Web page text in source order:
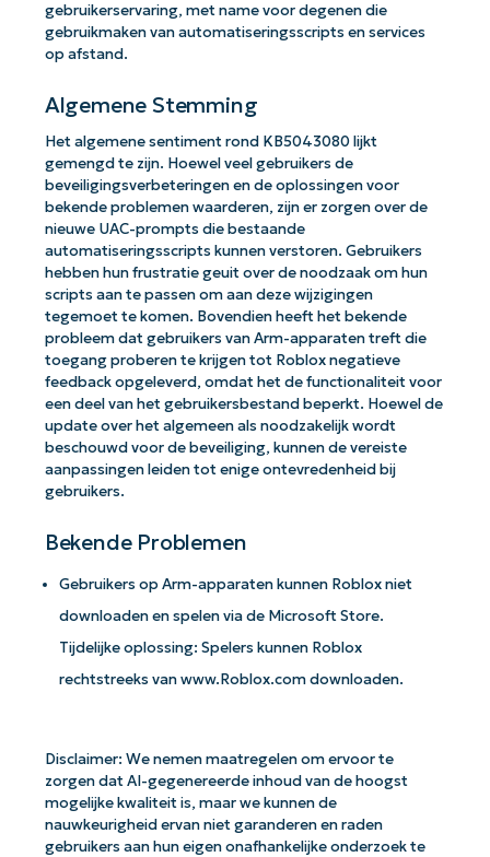
gebruikerservaring, met name voor degenen die
gebruikmaken van automatiseringsscripts en services
op afstand.
Algemene Stemming
Het algemene sentiment rond KB5043080 lijkt
gemengd te zijn. Hoewel veel gebruikers de
beveiligingsverbeteringen en de oplossingen voor
bekende problemen waarderen, zijn er zorgen over de
nieuwe UAC-prompts die bestaande
automatiseringsscripts kunnen verstoren. Gebruikers
hebben hun frustratie geuit over de noodzaak om hun
scripts aan te passen om aan deze wijzigingen
tegemoet te komen. Bovendien heeft het bekende
probleem dat gebruikers van Arm-apparaten treft die
toegang proberen te krijgen tot Roblox negatieve
feedback opgeleverd, omdat het de functionaliteit voor
een deel van het gebruikersbestand beperkt. Hoewel de
update over het algemeen als noodzakelijk wordt
beschouwd voor de beveiliging, kunnen de vereiste
aanpassingen leiden tot enige ontevredenheid bij
gebruikers.
Bekende Problemen
Gebruikers op Arm-apparaten kunnen Roblox niet
downloaden en spelen via de Microsoft Store.
Tijdelijke oplossing: Spelers kunnen Roblox
rechtstreeks van www.Roblox.com downloaden.
Disclaimer: We nemen maatregelen om ervoor te
zorgen dat AI-gegenereerde inhoud van de hoogst
mogelijke kwaliteit is, maar we kunnen de
nauwkeurigheid ervan niet garanderen en raden
gebruikers aan hun eigen onafhankelijke onderzoek te